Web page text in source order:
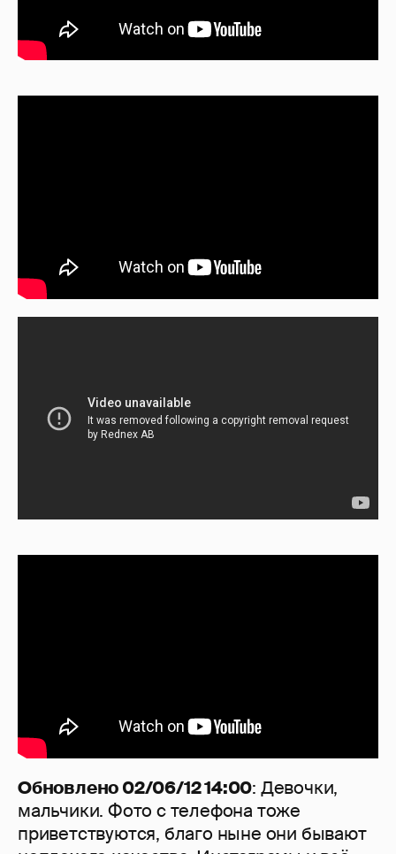
Обновлено 02/06/12 14:00: Девочки,
мальчики. Фото с телефона тоже
приветствуются, благо ныне они бывают